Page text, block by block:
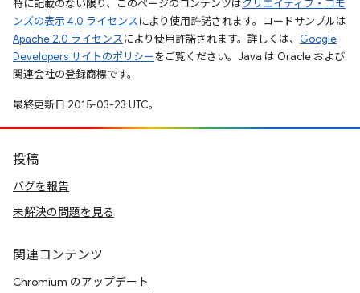
特に記載のない限り、このページのコンテンツはクリエイティブ・コモ
ンズの表示 4.0 ライセンスにより使用許諾されます。コードサンプルは
Apache 2.0 ライセンスにより使用許諾されます。詳しくは、 Google
Developers サイトのポリシーをご覧ください。Java は Oracle および
関連会社の登録商標です。
最終更新日 2015-03-23 UTC。
投稿
バグを報告
未解決の問題を見る
関連コンテンツ
Chromium のアップデート